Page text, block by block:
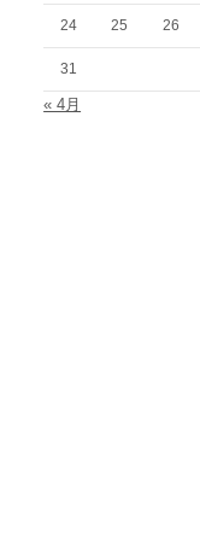
24 25 26
31
« 4月